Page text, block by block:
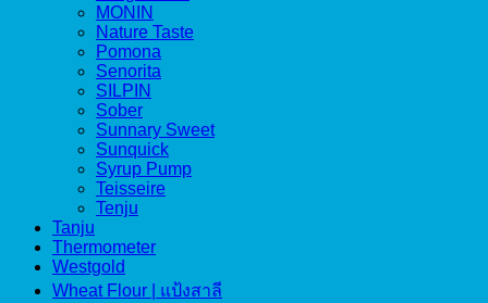
MONIN
Nature Taste
Pomona
Senorita
SILPIN
Sober
Sunnary Sweet
Sunquick
Syrup Pump
Teisseire
Tenju
Tanju
Thermometer
Westgold
Wheat Flour | แป้งสาลี